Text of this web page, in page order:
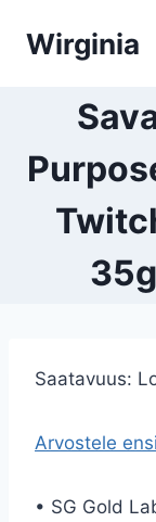
sisältöön
Wirginia
Saatavuus:
Arvostele
• SG Gold